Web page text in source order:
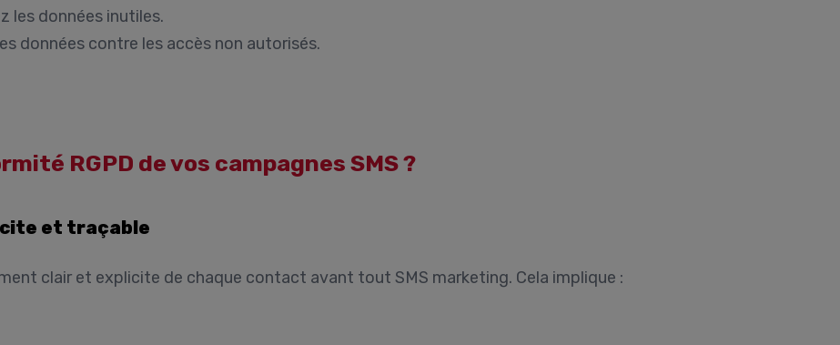
les données inutiles.
données contre les accès non autorisés.
RGPD de vos campagnes SMS ?
et traçable
clair et explicite de chaque contact avant tout SMS marketing. Cela implique :